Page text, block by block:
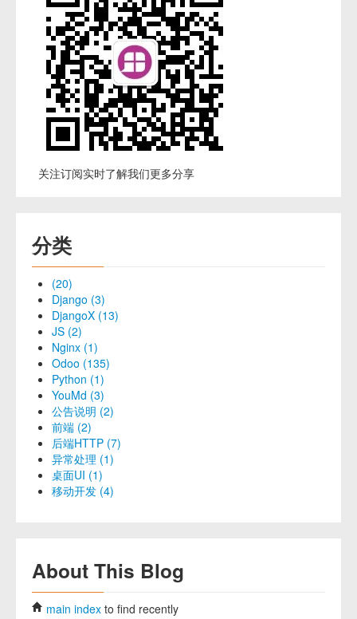
关注订阅实时了解我们更多分享
分类
(20)
Django (3)
DjangoX (13)
JS (2)
Nginx (1)
Odoo (135)
Python (1)
YouMd (3)
公告说明 (2)
前端 (2)
后端HTTP (7)
异常处理 (1)
桌面UI (1)
移动开发 (4)
About This Blog
main index to find recently